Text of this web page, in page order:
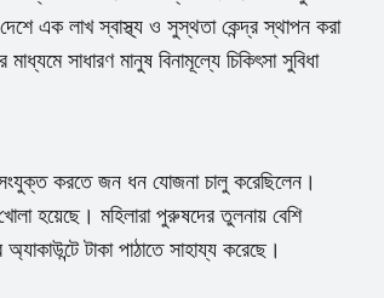
এক লাখ স্বাস্থ্য ও সুস্থতা কেন্দ্র স্থাপন করা
সাধারণ মানুষ বিনামূল্যে চিকিৎসা সুবিধা
করতে জন ধন যোজনা চালু করেছিলেন।
হয়েছে। মহিলারা পুরুষদের তুলনায় বেশি
টাকা পাঠাতে সাহায্য করেছে।